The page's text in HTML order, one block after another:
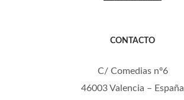
CONTACTO
C/ Comedias nº6
46003 Valencia – España